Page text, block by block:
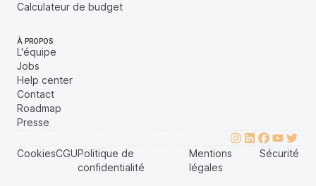
Calculateur de budget
À PROPOS
L'équipe
Jobs
Help center
Contact
Roadmap
Presse
CookiesCGUPolitique de
confidentialité
Mentions
légales
Sécurité